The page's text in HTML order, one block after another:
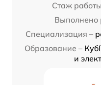
Стаж
Выполнено
Специализация –
Образование –
и